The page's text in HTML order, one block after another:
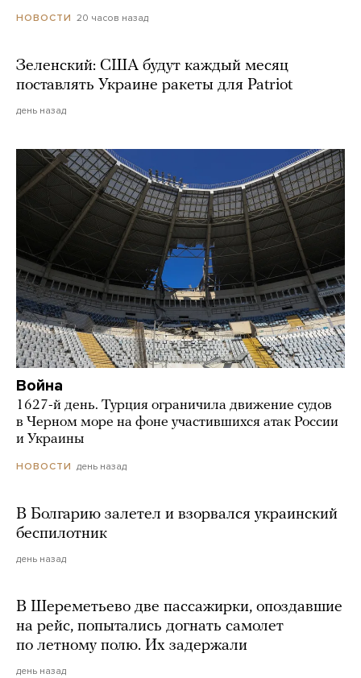
НОВОСТИ 20 часов назад
Зеленский: США будут каждый месяц
поставлять Украине ракеты для Patriot
день назад
Война
1627-й день. Турция ограничила движение судов
в Черном море на фоне участившихся атак России
и Украины
НОВОСТИ день назад
В Болгарию залетел и взорвался украинский
беспилотник
день назад
В Шереметьево две пассажирки, опоздавшие
на рейс, попытались догнать самолет
по летному полю. Их задержали
день назад